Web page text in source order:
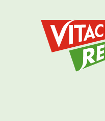
Vitacress Real